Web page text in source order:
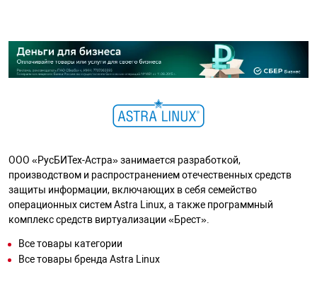
ООО «РусБИТех-Астра» занимается разработкой,
производством и распространением отечественных средств
защиты информации, включающих в себя семейство
операционных систем Astra Linux, а также программный
комплекс средств виртуализации «Брест».
Все товары категории
Все товары бренда Astra Linux